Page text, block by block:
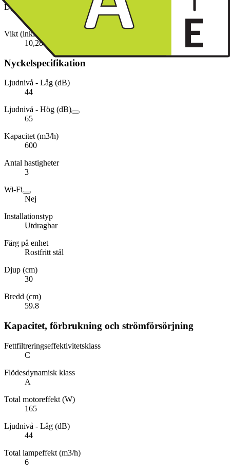
Djup (inkl. emballage)
Vikt (inkl. emballage)
10,28 kg
Nyckelspecifikation
Ljudnivå - Låg (dB)
44
Ljudnivå - Hög (dB)
65
Kapacitet (m3/h)
600
Antal hastigheter
3
Wi-Fi
Nej
Installationstyp
Utdragbar
Färg på enhet
Rostfritt stål
Djup (cm)
30
Bredd (cm)
59.8
Kapacitet, förbrukning och strömförsörjning
Fettfiltreringseffektivitetsklass
C
Flödesdynamisk klass
A
Total motoreffekt (W)
165
Ljudnivå - Låg (dB)
44
Total lampeffekt (m3/h)
6